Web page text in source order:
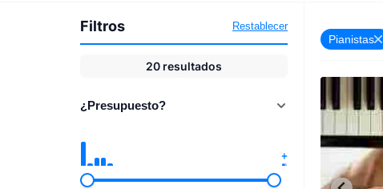
Filtros Restablecer
20 resultados
¿Presupuesto?
Pianistas